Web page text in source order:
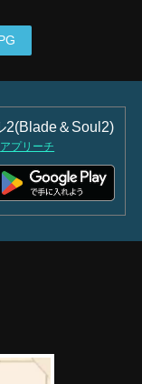
2(Blade＆Soul2)
アプリーチ